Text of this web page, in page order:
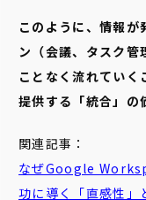
このように、情報が
ン（会議、タスク管
ことなく流れてい
提供する「統合」の
関連記事：
なぜGoogle
功に導く「直感性」